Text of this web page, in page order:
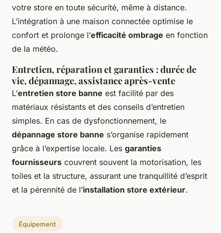
votre store en toute sécurité, même à distance.
L’intégration à une maison connectée optimise le
confort et prolonge l’efficacité ombrage en fonction
de la météo.
Entretien, réparation et garanties : durée de
vie, dépannage, assistance après-vente
L’entretien store banne est facilité par des
matériaux résistants et des conseils d’entretien
simples. En cas de dysfonctionnement, le
dépannage store banne s’organise rapidement
grâce à l’expertise locale. Les garanties
fournisseurs couvrent souvent la motorisation, les
toiles et la structure, assurant une tranquillité d’esprit
et la pérennité de l’installation store extérieur.
Équipement